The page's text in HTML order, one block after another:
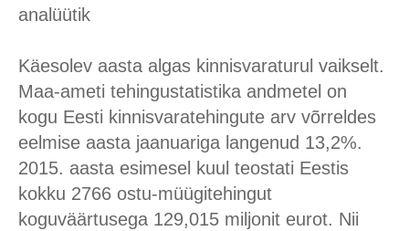
analüütik
Käesolev aasta algas kinnisvaraturul vaikselt.
Maa-ameti tehingustatistika andmetel on
kogu Eesti kinnisvaratehingute arv võrreldes
eelmise aasta jaanuariga langenud 13,2%.
2015. aasta esimesel kuul teostati Eestis
kokku 2766 ostu-müügitehingut
koguväärtusega 129,015 miljonit eurot. Nii